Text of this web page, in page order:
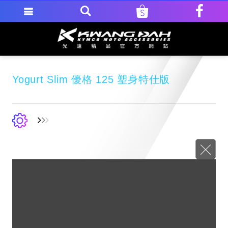
Yogurt Slim 優格 125 塑身特仕版